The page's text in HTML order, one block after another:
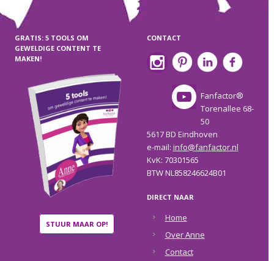
GRATIS: 5 TOOLS OM
GEWELDIGE CONTENT TE
MAKEN!
STUUR MAAR OP!
CONTACT
Fanfactor®
Torenallee 68-
50
5617 BD Eindhoven
e-mail: info@fanfactor.nl
KvK: 70301565
BTW NL858246624B01
DIRECT NAAR
Home
Over Anne
Contact